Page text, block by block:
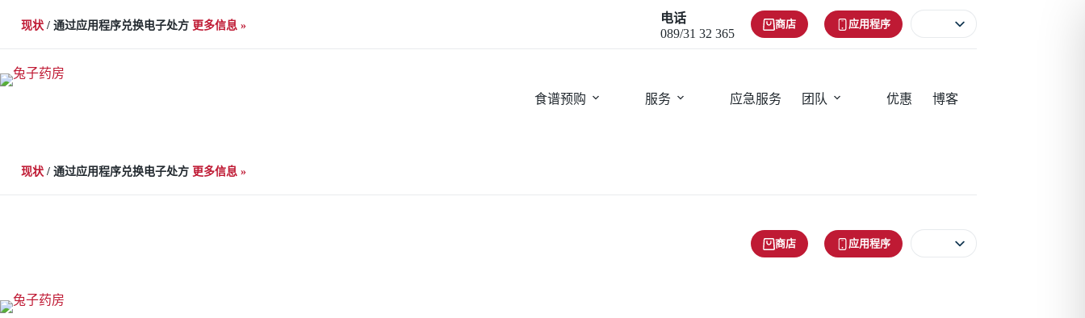
现状 / 通过应用程序兑换电子处方 更多信息 »
电话
089/31 32 365
商店 应用程序
食谱预购 服务 应急服务 团队 优惠 博客
现状 / 通过应用程序兑换电子处方 更多信息 »
商店 应用程序